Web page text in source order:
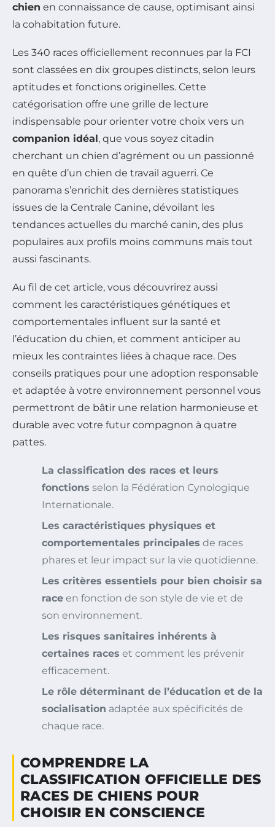
chien en connaissance de cause, optimisant ainsi
la cohabitation future.
Les 340 races officiellement reconnues par la FCI
sont classées en dix groupes distincts, selon leurs
aptitudes et fonctions originelles. Cette
catégorisation offre une grille de lecture
indispensable pour orienter votre choix vers un
companion idéal, que vous soyez citadin
cherchant un chien d’agrément ou un passionné
en quête d’un chien de travail aguerri. Ce
panorama s’enrichit des dernières statistiques
issues de la Centrale Canine, dévoilant les
tendances actuelles du marché canin, des plus
populaires aux profils moins communs mais tout
aussi fascinants.
Au fil de cet article, vous découvrirez aussi
comment les caractéristiques génétiques et
comportementales influent sur la santé et
l’éducation du chien, et comment anticiper au
mieux les contraintes liées à chaque race. Des
conseils pratiques pour une adoption responsable
et adaptée à votre environnement personnel vous
permettront de bâtir une relation harmonieuse et
durable avec votre futur compagnon à quatre
pattes.
La classification des races et leurs
fonctions selon la Fédération Cynologique
Internationale.
Les caractéristiques physiques et
comportementales principales de races
phares et leur impact sur la vie quotidienne.
Les critères essentiels pour bien choisir sa
race en fonction de son style de vie et de
son environnement.
Les risques sanitaires inhérents à
certaines races et comment les prévenir
efficacement.
Le rôle déterminant de l’éducation et de la
socialisation adaptée aux spécificités de
chaque race.
COMPRENDRE LA
CLASSIFICATION OFFICIELLE DES
RACES DE CHIENS POUR
CHOISIR EN CONSCIENCE